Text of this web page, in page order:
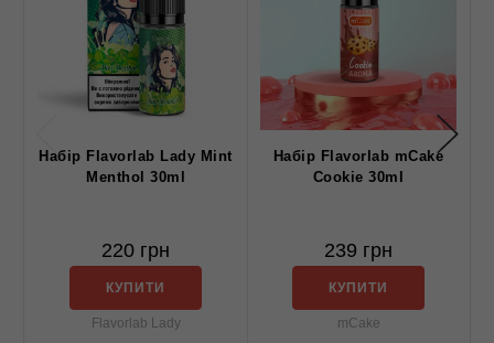
Набiр Flavorlab Lady Mint
Menthol 30ml
220 грн
КУПИТИ
Flavorlab Lady
Набір Flavorlab mCake
Cookie 30ml
239 грн
КУПИТИ
mCake